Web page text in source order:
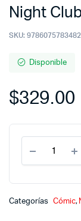
Night
SKU: 9786075783482
Disponible
$329.00
Club
Vol
Categorías Cómic,